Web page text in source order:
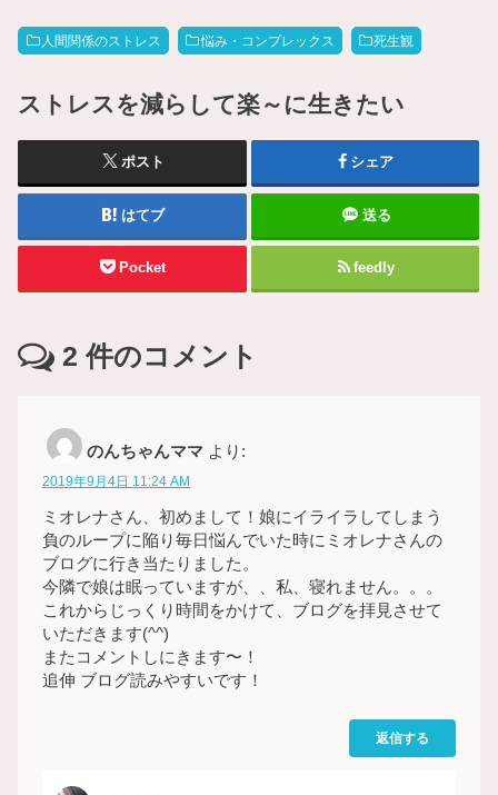
人間関係のストレス 悩み・コンプレックス 死生観
ストレスを減らして楽～に生きたい
ポスト シェア
はてブ 送る
Pocket feedly
2 件のコメント
のんちゃんママ より:
2019年9月4日 11:24 AM
ミオレナさん、初めまして！娘にイライラしてしまう
負のループに陥り毎日悩んでいた時にミオレナさんの
ブログに行き当たりました。
今隣で娘は眠っていますが、、私、寝れません。。。
これからじっくり時間をかけて、ブログを拝見させて
いただきます(^^)
またコメントしにきます〜！
追伸 ブログ読みやすいです！
返信する